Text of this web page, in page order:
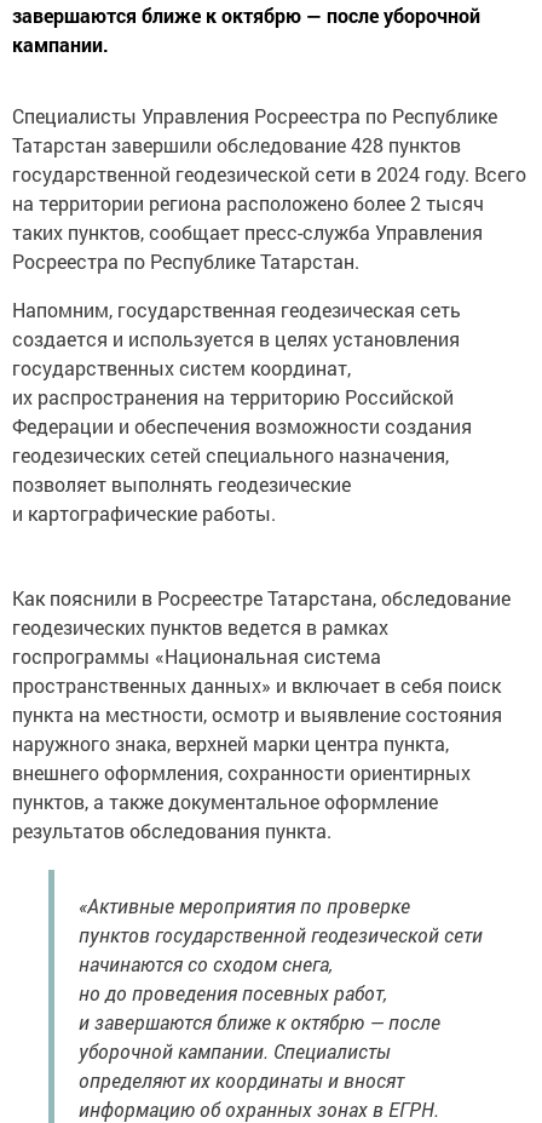
завершаются ближе к октябрю — после уборочной
кампании.
Специалисты Управления Росреестра по Республике
Татарстан завершили обследование 428 пунктов
государственной геодезической сети в 2024 году. Всего
на территории региона расположено более 2 тысяч
таких пунктов, сообщает пресс-служба Управления
Росреестра по Республике Татарстан.
Напомним, государственная геодезическая сеть
создается и используется в целях установления
государственных систем координат,
их распространения на территорию Российской
Федерации и обеспечения возможности создания
геодезических сетей специального назначения,
позволяет выполнять геодезические
и картографические работы.
Как пояснили в Росреестре Татарстана, обследование
геодезических пунктов ведется в рамках
госпрограммы «Национальная система
пространственных данных» и включает в себя поиск
пункта на местности, осмотр и выявление состояния
наружного знака, верхней марки центра пункта,
внешнего оформления, сохранности ориентирных
пунктов, а также документальное оформление
результатов обследования пункта.
«Активные мероприятия по проверке
пунктов государственной геодезической сети
начинаются со сходом снега,
но до проведения посевных работ,
и завершаются ближе к октябрю — после
уборочной кампании. Специалисты
определяют их координаты и вносят
информацию об охранных зонах в ЕГРН.